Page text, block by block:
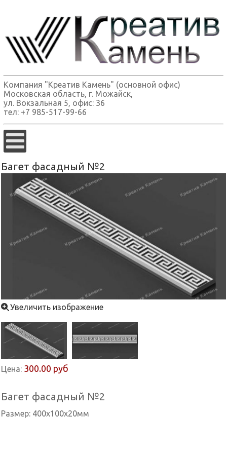
Компания "Креатив Камень" (основной офис)
Московская область, г. Можайск,
ул. Вокзальная 5, офис: 36
тел: +7 985-517-99-66
Багет фасадный №2
Увеличить изображение
Цена: 300.00 руб
Багет фасадный №2
Размер: 400x100x20мм